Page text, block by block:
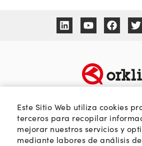
TEMÁTICAS
Calidad del aire
Passivhaus
Este Sitio Web utiliza cookies
terceros para recopilar
mejorar nuestros servicios y
mediante labores de análisis